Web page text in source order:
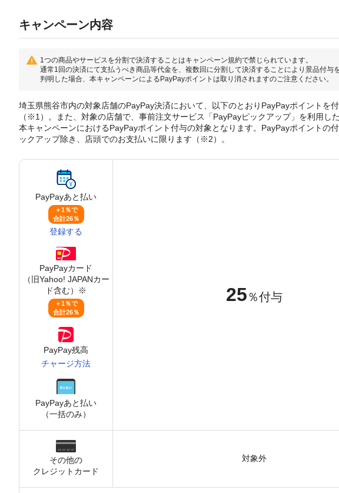
キャンペーン内容
1つの商品やサービスを分割で決済することはキャンペーン規約で禁じられています。
通常1回の決済にて支払うべき商品等代金を、複数回に分割して決済することにより景品付与
判明した場合、本キャンペーンによるPayPayポイントは取り消されますのご注意ください。
埼玉県熊谷市内の対象店舗のPayPay決済において、以下のとおりPayPayポイントを
（※1）。また、対象の店舗で、事前注文サービス「PayPayピックアップ」を利用し
本キャンペーンにおけるPayPayポイント付与の対象となります。PayPayポイントの
ックアップ除き、店頭でのお支払いに限ります（※2）。
PayPayあと払い
＋1％で
合計26％
登録する
PayPayカード
（旧Yahoo! JAPANカー
ド含む）※
＋1％で
合計26％
PayPay残高
チャージ方法
PayPayあと払い
（一括のみ）
25 ％付与
その他の
クレジットカード
対象外